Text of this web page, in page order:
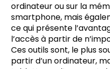
ordinateur ou sur la
smartphone, mais
ce qui présente
l’accès à partir de
Ces outils sont, le plus
partir d’un ordinateur,